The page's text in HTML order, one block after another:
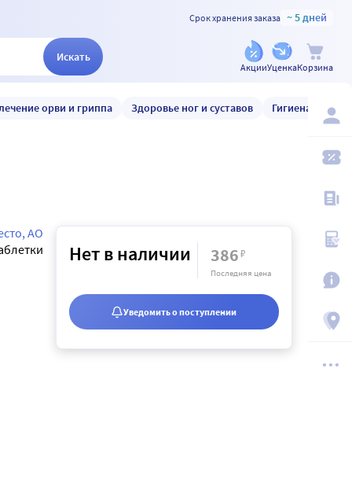
Срок хранения заказа ~ 5 дней
Искать
АкцииУценкаКорзина
орви и гриппа Здоровье ног и суставов Гигиена и уход
АО
Нет в наличии 386₽
Последняя цена
Уведомить о поступлении